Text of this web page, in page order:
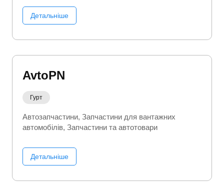
Детальніше
AvtoPN
Гурт
Автозапчастини Запчастини для вантажних
автомобілів Запчастини та автотовари
Детальніше